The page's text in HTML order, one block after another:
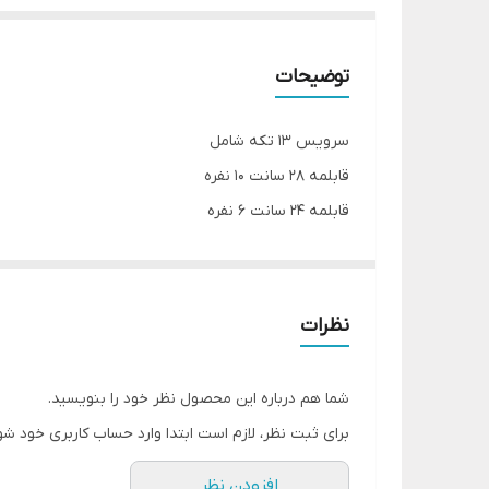
توضیحات
سرویس ۱۳ تکه شامل
قابلمه ۲۸ سانت ۱۰ نفره
قابلمه ۲۴ سانت ۶ نفره
تابه دو دسته ۲۶ سانت
تابه تک دسته ۲۶ سانت
نظرات
شما هم درباره این محصول نظر خود را بنویسید.
برای ثبت نظر، لازم است ابتدا وارد حساب کاربری خود